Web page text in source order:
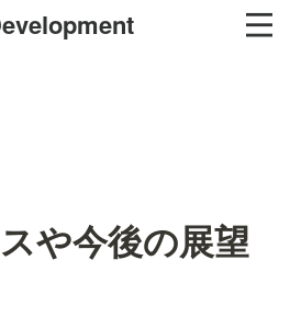
や今後の展望